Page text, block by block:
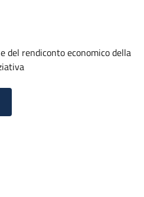
del rendiconto economico della